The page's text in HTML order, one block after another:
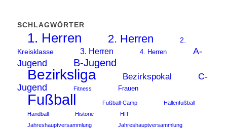
SCHLAGWÖRTER
1. Herren 2. Herren
2.
Kreisklasse
3. Herren 4. Herren
A-
Jugend
B-Jugend
Bezirksliga Bezirkspokal
C-
Jugend
Fitness Frauen
Fußball Fußball-Camp
Hallenfußball
Handball
Historie
HIT
Jahreshauptversammlung
Jahreshauptversammlung